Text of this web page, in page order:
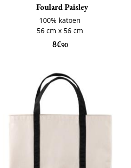
Foulard Paisley
100% katoen
56 cm x 56 cm
8€90